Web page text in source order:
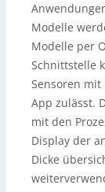
Modelle
Modelle per
Schnittstelle
Sensoren mit
App zulässt.
mit den
Display der
Dicke